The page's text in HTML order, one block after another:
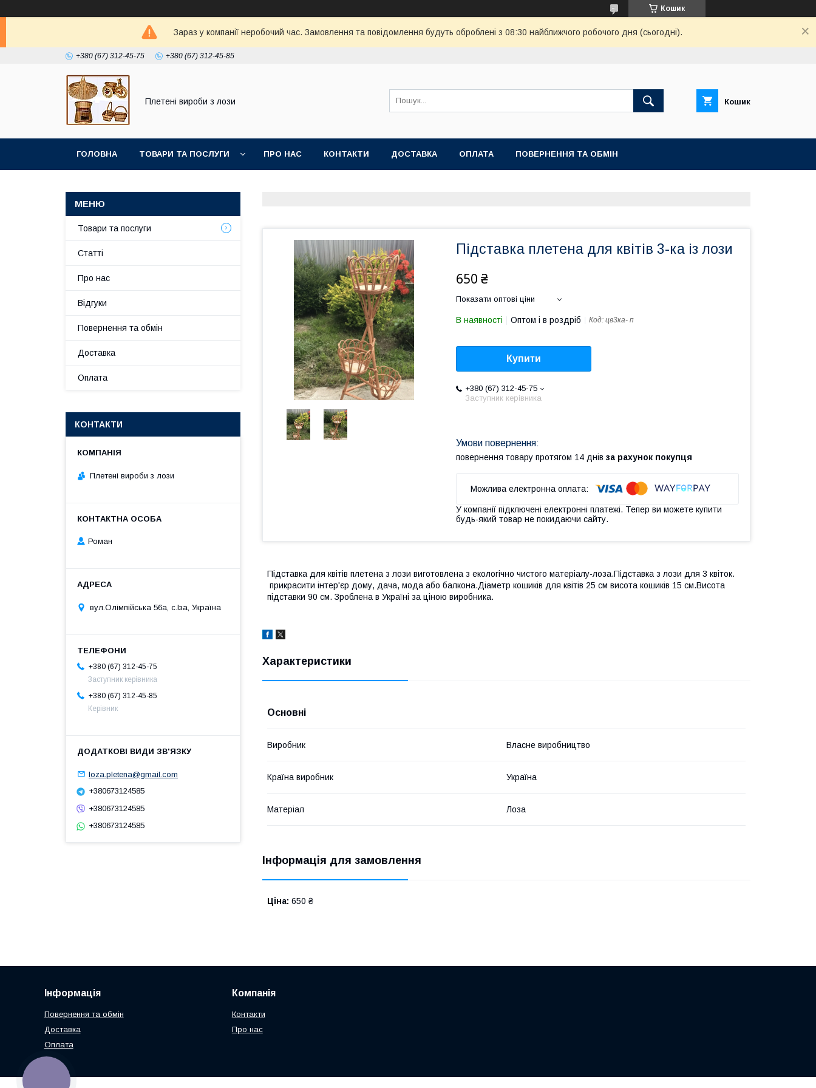
Кошик
Зараз у компанії неробочий час. Замовлення та повідомлення будуть оброблені з 08:30 найближчого робочого дня (сьогодні).
+380 (67) 312-45-75 +380 (67) 312-45-85
Плетені вироби з лози Кошик
ГОЛОВНА ТОВАРИ ТА ПОСЛУГИ ПРО НАС КОНТАКТИ ДОСТАВКА ОПЛАТА ПОВЕРНЕННЯ ТА ОБМІН
Підставка плетена для квітів 3-ка із лози
650 ₴
Показати оптові ціни
В наявності Оптом і в роздріб Код: цв3ка- п
Купити
+380 (67) 312-45-75
Заступник керівника
повернення товару протягом 14 днів за рахунок покупця
У компанії підключені електронні платежі. Тепер ви можете купити
будь-який товар не покидаючи сайту.
Підставка для квітів плетена з лози виготовлена з екологічно чистого матеріалу-лоза.Підставка з лози для 3 квіток.
прикрасити інтер'єр дому, дача, мода або балкона.Діаметр кошиків для квітів 25 см висота кошиків 15 см.Висота
підставки 90 см. Зроблена в Україні за ціною виробника.
Характеристики
Основні
Виробник Власне виробництво
Країна виробник Україна
Матеріал Лоза
Інформація для замовлення
Ціна: 650 ₴
Товари та послуги
Статті
Про нас
Відгуки
Повернення та обмін
Доставка
Оплата
КОНТАКТИ
Плетені вироби з лози
Роман
вул.Олімпійська 56а, с.Іза, Україна
+380 (67) 312-45-75
Заступник керівника
+380 (67) 312-45-85
Керівник
loza.pletena@gmail.com
+380673124585
+380673124585
+380673124585
Інформація
Повернення та обмін
Доставка
Оплата
Компанія
Контакти
Про нас